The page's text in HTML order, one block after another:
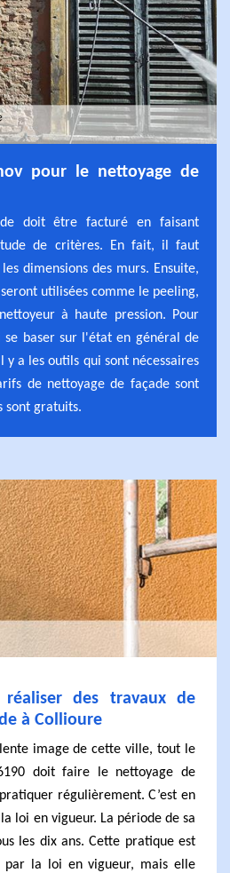
pour le nettoyage de
doit être facturé en faisant
de critères. En fait, il faut
dimensions des murs. Ensuite,
utilisées comme le peeling,
à haute pression. Pour
se baser sur l'état en général de
y a les outils qui sont nécessaires
de nettoyage de façade sont
sont gratuits.
des travaux de
à Collioure
image de cette ville, tout le
doit faire le nettoyage de
régulièrement. C’est en
loi en vigueur. La période de sa
les dix ans. Cette pratique est
par la loi en vigueur, mais elle